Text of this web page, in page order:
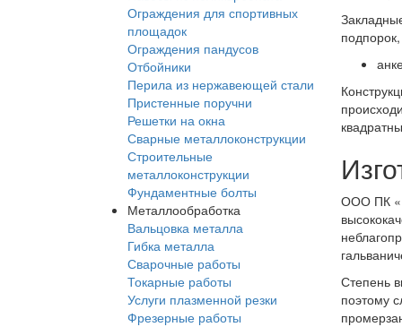
Ограждения для спортивных
площадок
Ограждения пандусов
Отбойники
Перила из нержавеющей стали
Пристенные поручни
Решетки на окна
Сварные металлоконструкции
Строительные
металлоконструкции
Фундаментные болты
Металлообработка
Вальцовка металла
Гибка металла
Сварочные работы
Токарные работы
Услуги плазменной резки
Фрезерные работы
ООО ПК
Степень
поэтому